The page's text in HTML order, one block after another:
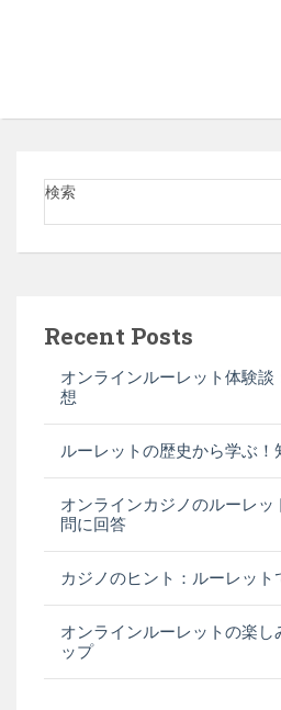
検索
Recent Posts
オンラインルーレット体験
想
ルーレットの歴史から学ぶ
オンラインカジノのルーレッ
問に回答
カジノのヒント：ルーレッ
オンラインルーレットの楽
ップ